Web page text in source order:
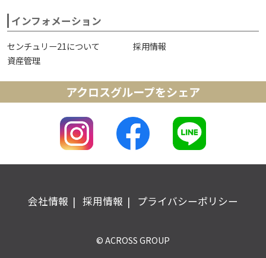
インフォメーション
センチュリー21について
採用情報
資産管理
アクロスグループをシェア
会社情報 採用情報 プライバシーポリシー
© ACROSS GROUP